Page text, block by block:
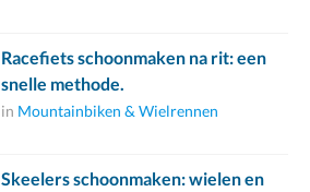
Racefiets schoonmaken na rit: een
snelle methode.
in Mountainbiken & Wielrennen
Skeelers schoonmaken: wielen en